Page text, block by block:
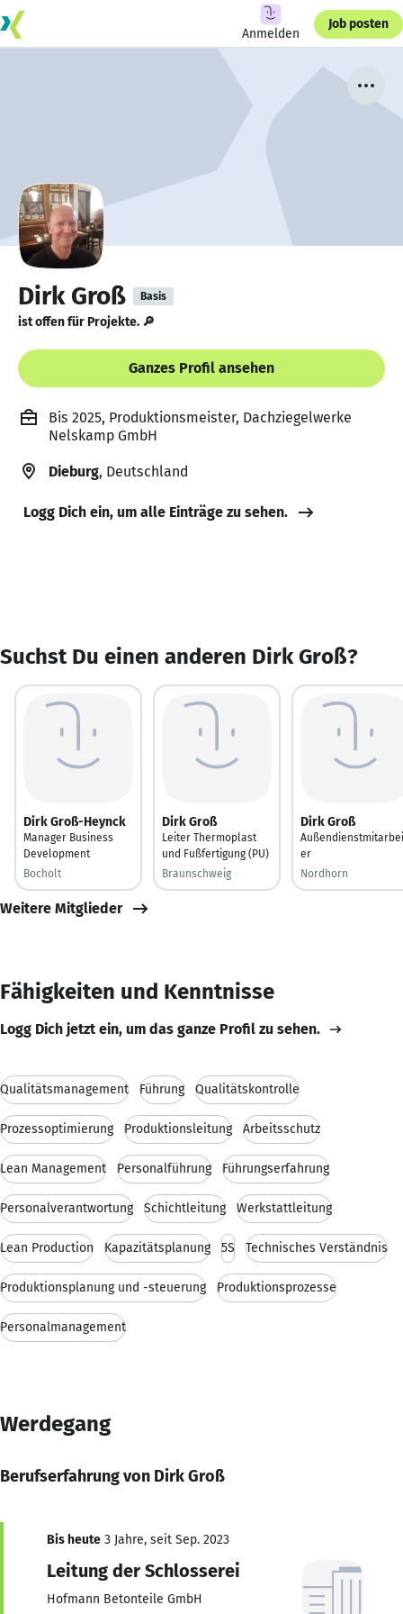
Anmelden
Job posten
Dirk Groß Basis
ist offen für Projekte. 🔎
Ganzes Profil ansehen
Bis 2025, Produktionsmeister, Dachziegelwerke
Nelskamp GmbH
Dieburg, Deutschland
Logg Dich ein, um alle Einträge zu sehen.
Suchst Du einen anderen Dirk Groß?
Dirk Groß-Heynck
Manager Business
Development
Bocholt
Dirk Groß
Leiter Thermoplast
und Fußfertigung (PU)
Braunschweig
Dirk Groß
er
Nordhorn
Weitere Mitglieder
Fähigkeiten und Kenntnisse
Logg Dich jetzt ein, um das ganze Profil zu sehen.
Qualitätsmanagement Führung Qualitätskontrolle
Prozessoptimierung Produktionsleitung Arbeitsschutz
Lean Management Personalführung Führungserfahrung
Personalverantwortung Schichtleitung Werkstattleitung
Lean Production Kapazitätsplanung 5S Technisches Verständnis
Produktionsplanung und -steuerung Produktionsprozesse
Personalmanagement
Werdegang
Berufserfahrung von Dirk Groß
Bis heute 3 Jahre, seit Sep. 2023
Leitung der Schlosserei
Hofmann Betonteile GmbH